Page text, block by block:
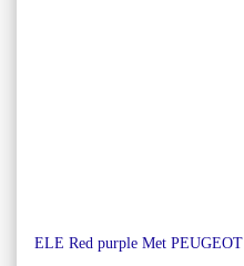
ELE Red purple Met PEUGEOT